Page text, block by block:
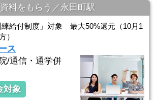
料をもらう／永田町駅
練給付制度」対象 最大50%還元（10月1
）
ス
/通信・通学併
対象